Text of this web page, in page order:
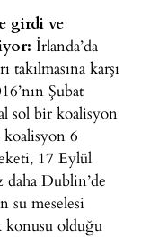
girdi ve
İrlanda’da
takılmasına karşı
Şubat
sol bir koalisyon
koalisyon 6
17 Eylül
Dublin’de
su meselesi
konusu olduğu